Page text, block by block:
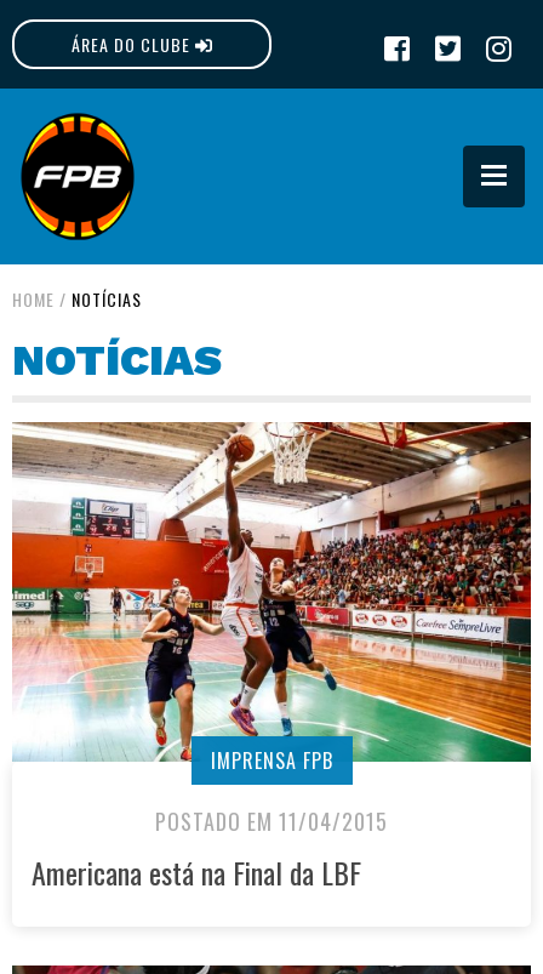
ÁREA DO CLUBE
FPB
HOME / NOTÍCIAS
NOTÍCIAS
IMPRENSA FPB
POSTADO EM 11/04/2015
Americana está na Final da LBF